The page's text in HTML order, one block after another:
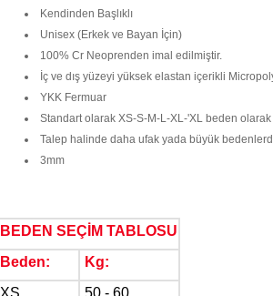
Kendinden Başlıklı
Unisex (Erkek ve Bayan İçin)
100% Cr Neoprenden imal edilmiştir.
İç ve dış yüzeyi yüksek elastan içerikli
YKK Fermuar
Standart olarak XS-S-M-L-XL-'XL beden
Talep halinde daha ufak yada büyük
3mm
BEDEN SEÇİM TABLOSU
Beden:
Kg:
XS
50 - 60